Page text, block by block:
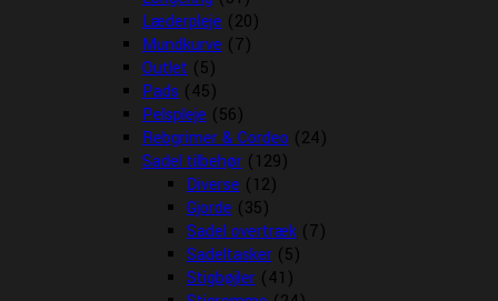
Læderpleje (20)
Mundkurve (7)
Outlet (5)
Pads (45)
Pelspleje (56)
Rebgrimer & Cordeo (24)
Sadel tilbehør (129)
Diverse (12)
Gjorde (35)
Sadel overtræk (7)
Sadeltasker (5)
Stigbøjler (41)